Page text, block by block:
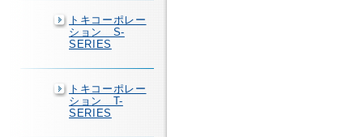
トキコーポレー
ション S-
SERIES
トキコーポレー
ション T-
SERIES